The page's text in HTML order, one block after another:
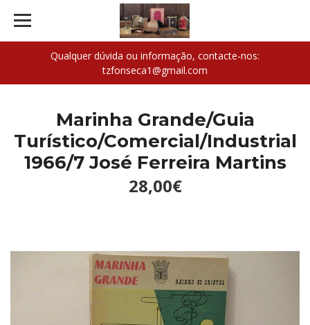
Qualquer dúvida ou informação, contacte-nos:
tzfonseca1@gmail.com
Marinha Grande/Guia
Turístico/Comercial/Industrial
1966/7 José Ferreira Martins
28,00€